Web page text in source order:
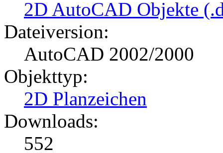
2D AutoCAD Objekte
Dateiversion:
AutoCAD 2002/2000
Objekttyp:
2D Planzeichen
Downloads:
552